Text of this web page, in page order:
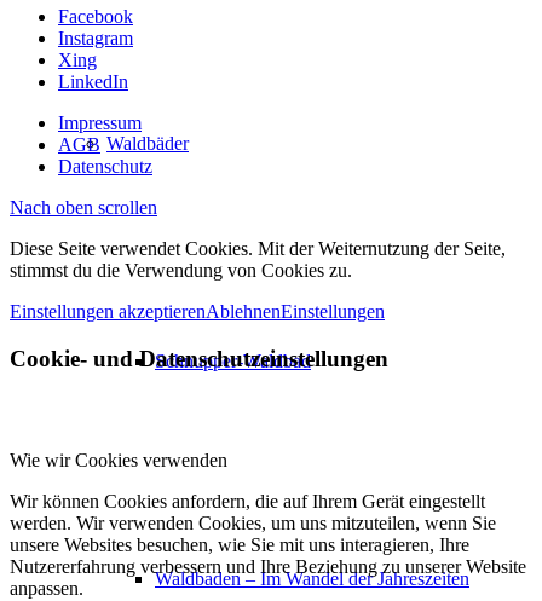
Waldbäder
Schnupper-Waldbad
Waldbaden – Im Wandel der Jahreszeiten
Facebook
Instagram
Xing
LinkedIn
Impressum
AGB
Datenschutz
Nach oben scrollen
Diese Seite verwendet Cookies. Mit der Weiternutzung der Seite,
stimmst du die Verwendung von Cookies zu.
Einstellungen akzeptierenAblehnenEinstellungen
Cookie- und Datenschutzeinstellungen
Wie wir Cookies verwenden
Wir können Cookies anfordern, die auf Ihrem Gerät eingestellt
werden. Wir verwenden Cookies, um uns mitzuteilen, wenn Sie
unsere Websites besuchen, wie Sie mit uns interagieren, Ihre
Nutzererfahrung verbessern und Ihre Beziehung zu unserer Website
anpassen.